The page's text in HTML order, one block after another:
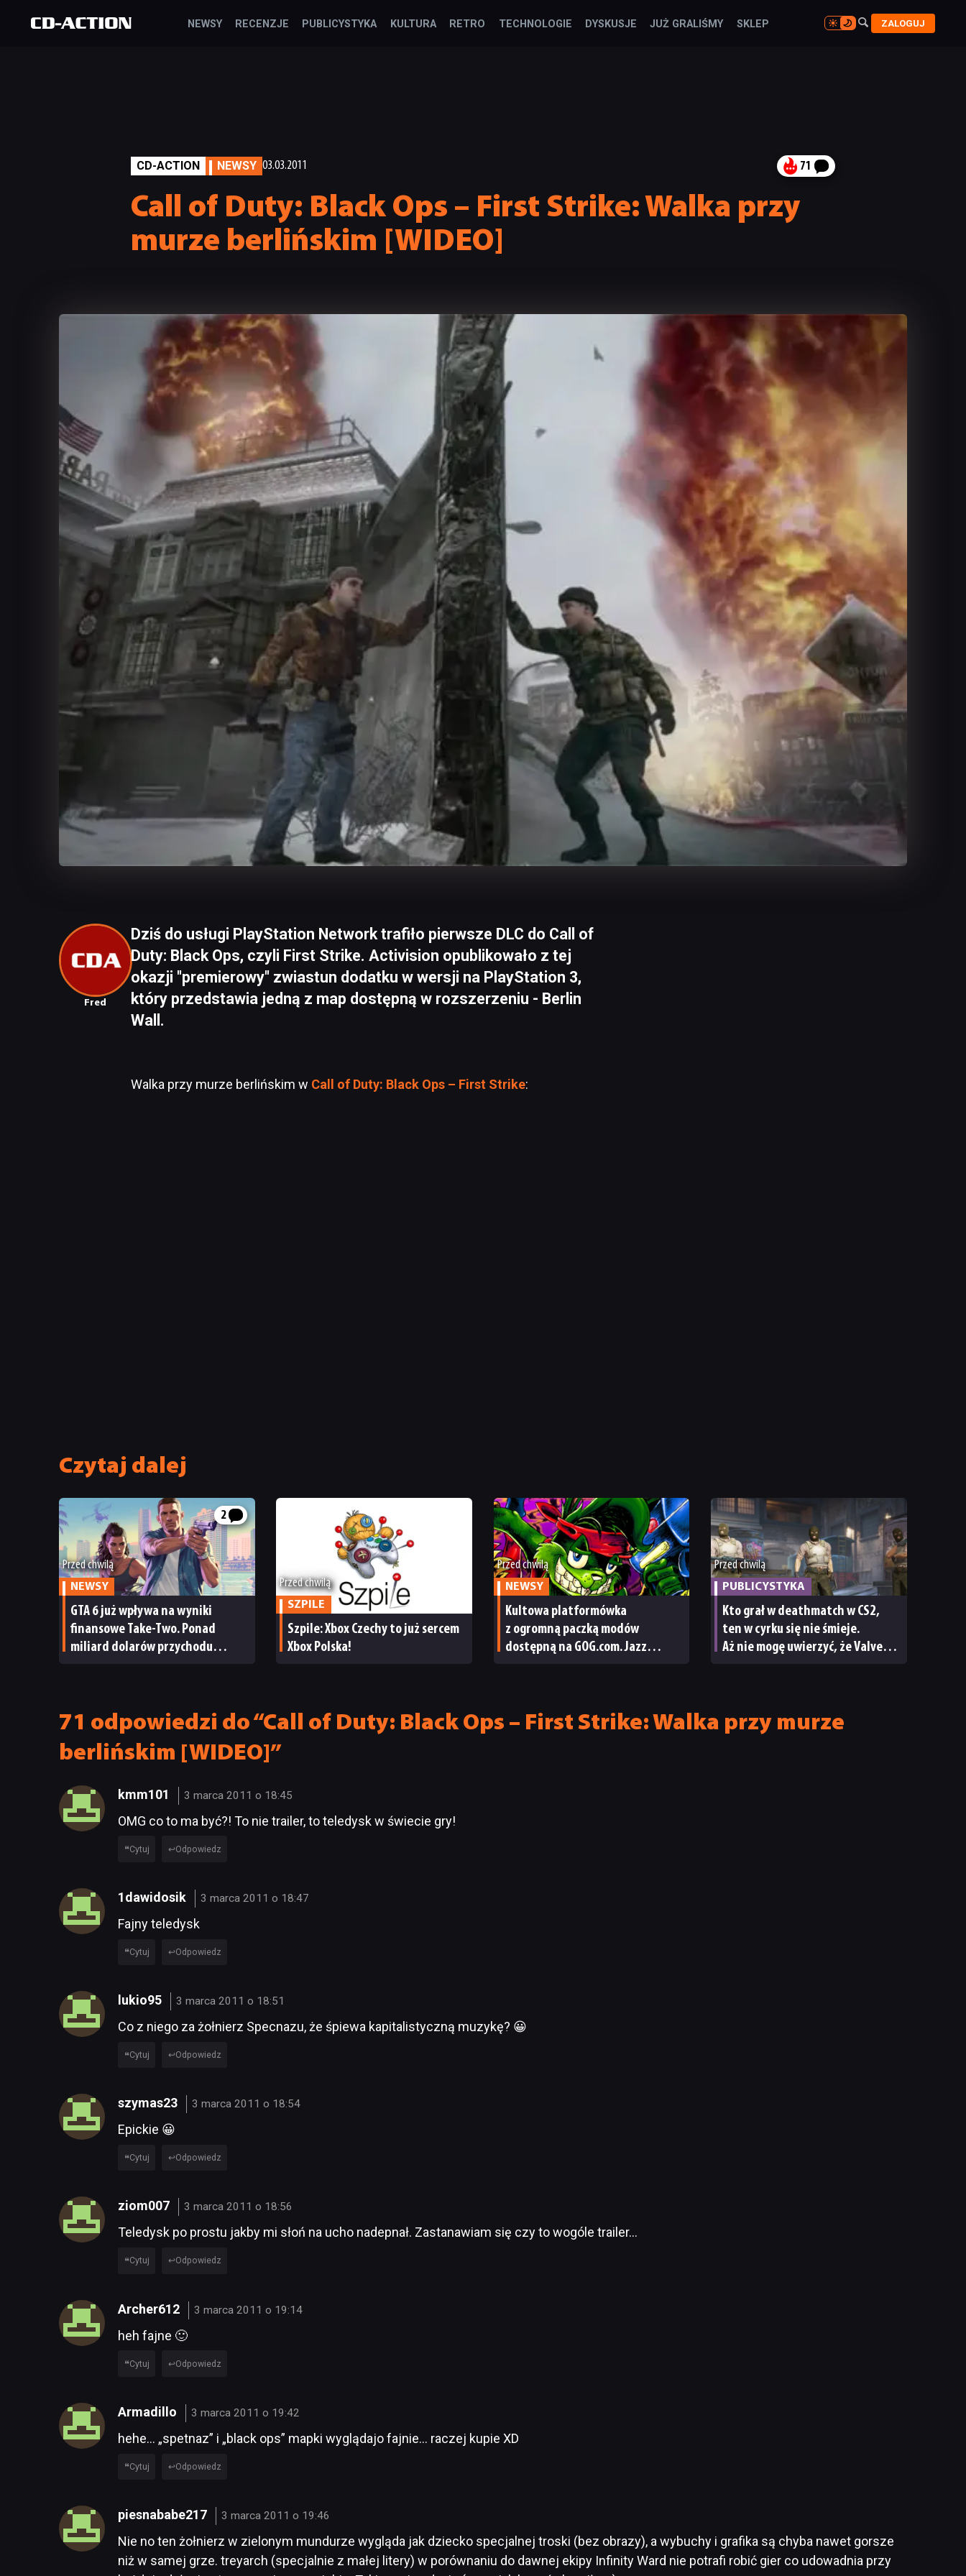
NEWSY RECENZJE PUBLICYSTYKA KULTURA RETRO TECHNOLOGIE DYSKUSJE JUŻ GRALIŚMY SKLEP 
 ZALOGUJ
CD-ACTION NEWSY 03.03.2011 71
Call of Duty: Black Ops – First Strike: Walka przy
murze berlińskim [WIDEO]
Fred
Dziś do usługi PlayStation Network trafiło pierwsze DLC do Call of
Duty: Black Ops, czyli First Strike. Activision opublikowało z tej
okazji "premierowy" zwiastun dodatku w wersji na PlayStation 3,
który przedstawia jedną z map dostępną w rozszerzeniu - Berlin
Wall.
Walka przy murze berlińskim w Call of Duty: Black Ops – First Strike:
Czytaj dalej
2
Przed chwilą
NEWSY
GTA 6 już wpływa na wyniki
finansowe Take-Two. Ponad
miliard dolarów przychodu
Przed chwilą
SZPILE
Szpile: Xbox Czechy to już sercem
Xbox Polska!
Przed chwilą
NEWSY
Kultowa platformówka
z ogromną paczką modów
dostępną na GOG.com. Jazz
Przed chwilą
PUBLICYSTYKA
Kto grał w deathmatch w CS2,
ten w cyrku się nie śmieje.
Aż nie mogę uwierzyć, że Valve
71 odpowiedzi do “Call of Duty: Black Ops – First Strike: Walka przy murze
berlińskim [WIDEO]”
kmm101 3 marca 2011 o 18:45
OMG co to ma być?! To nie trailer, to teledysk w świecie gry!
Cytuj Odpowiedz
1dawidosik 3 marca 2011 o 18:47
Fajny teledysk
Cytuj Odpowiedz
lukio95 3 marca 2011 o 18:51
Co z niego za żołnierz Specnazu, że śpiewa kapitalistyczną muzykę? 😀
Cytuj Odpowiedz
szymas23 3 marca 2011 o 18:54
Epickie 😀
Cytuj Odpowiedz
ziom007 3 marca 2011 o 18:56
Teledysk po prostu jakby mi słoń na ucho nadepnał. Zastanawiam się czy to wogóle trailer…
Cytuj Odpowiedz
Archer612 3 marca 2011 o 19:14
heh fajne 🙂
Cytuj Odpowiedz
Armadillo 3 marca 2011 o 19:42
hehe… „spetnaz” i „black ops” mapki wyglądajo fajnie… raczej kupie XD
Cytuj Odpowiedz
piesnababe217 3 marca 2011 o 19:46
Nie no ten żołnierz w zielonym mundurze wygląda jak dziecko specjalnej troski (bez obrazy), a wybuchy i grafika są chyba nawet gorsze
niż w samej grze. treyarch (specjalnie z małej litery) w porównaniu do dawnej ekipy Infinity Ward nie potrafi robić gier co udowadnia przy